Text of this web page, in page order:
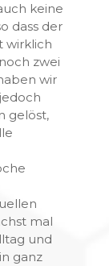
keine
dass der
wirklich
zwei
wir
gelöst,
mal
und
ganz